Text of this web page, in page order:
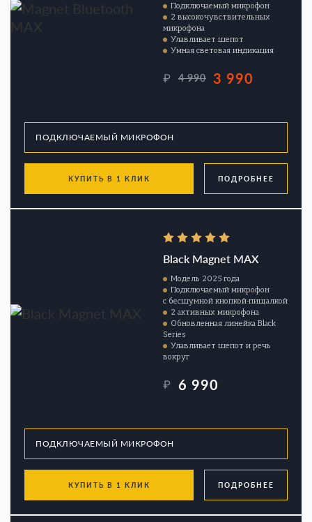
Подключаемый микрофон
2 высокочувствительных
микрофона
Улавливает шепот
Умная световая индикация
₽ 4 990 3 990
КУПИТЬ В 1 КЛИК ПОДРОБНЕЕ
Black Magnet MAX
Модель 2025 года
Подключаемый микрофон
с бесшумной кнопкой-пищалкой
2 активных микрофона
Обновленная линейка Black
Series
Улавливает шепот и речь
вокруг
₽ 6 990
КУПИТЬ В 1 КЛИК ПОДРОБНЕЕ